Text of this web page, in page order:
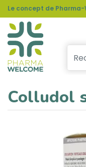
Le concept de
Colludol